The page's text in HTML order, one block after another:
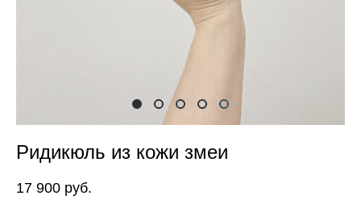
Ридикюль из кожи змеи
17 900 pуб.